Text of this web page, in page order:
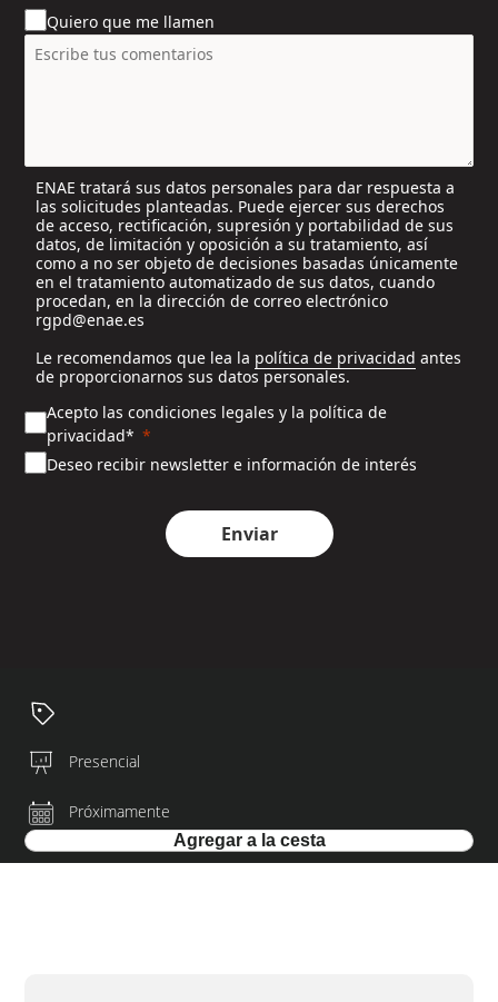
u
n
t
l
e
c
t
e
d
Quiero que me llamen
ENAE tratará sus datos personales para dar respuesta a
las solicitudes planteadas. Puede ejercer sus derechos
de acceso, rectificación, supresión y portabilidad de sus
datos, de limitación y oposición a su tratamiento, así
como a no ser objeto de decisiones basadas únicamente
en el tratamiento automatizado de sus datos, cuando
procedan, en la dirección de correo electrónico
rgpd@enae.es
Le recomendamos que lea la política de privacidad antes
de proporcionarnos sus datos personales.
Acepto las condiciones legales y la política de
privacidad*
Deseo recibir newsletter e información de interés
Enviar
Presencial
Próximamente